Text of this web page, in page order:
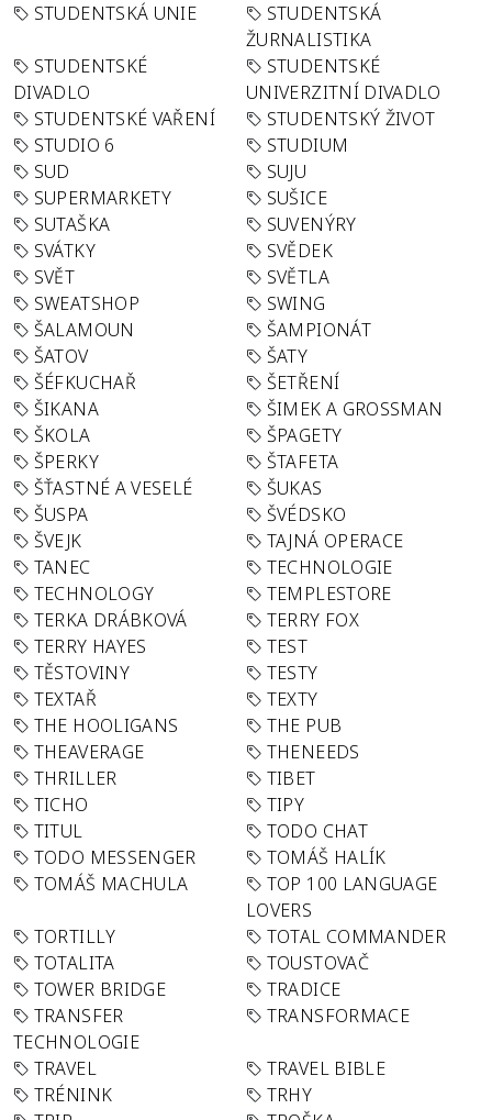
STUDENTSKÁ UNIE
STUDENTSKÁ
ŽURNALISTIKA
STUDENTSKÉ
DIVADLO
STUDENTSKÉ
UNIVERZITNÍ DIVADLO
STUDENTSKÉ VAŘENÍ
STUDENTSKÝ ŽIVOT
STUDIO 6
STUDIUM
SUD
SUJU
SUPERMARKETY
SUŠICE
SUTAŠKA
SUVENÝRY
SVÁTKY
SVĚDEK
SVĚT
SVĚTLA
SWEATSHOP
SWING
ŠALAMOUN
ŠAMPIONÁT
ŠATOV
ŠATY
ŠÉFKUCHAŘ
ŠETŘENÍ
ŠIKANA
ŠIMEK A GROSSMAN
ŠKOLA
ŠPAGETY
ŠPERKY
ŠTAFETA
ŠŤASTNÉ A VESELÉ
ŠUKAS
ŠUSPA
ŠVÉDSKO
ŠVEJK
TAJNÁ OPERACE
TANEC
TECHNOLOGIE
TECHNOLOGY
TEMPLESTORE
TERKA DRÁBKOVÁ
TERRY FOX
TERRY HAYES
TEST
TĚSTOVINY
TESTY
TEXTAŘ
TEXTY
THE HOOLIGANS
THE PUB
THEAVERAGE
THENEEDS
THRILLER
TIBET
TICHO
TIPY
TITUL
TODO CHAT
TODO MESSENGER
TOMÁŠ HALÍK
TOMÁŠ MACHULA
TOP 100 LANGUAGE
LOVERS
TORTILLY
TOTAL COMMANDER
TOTALITA
TOUSTOVAČ
TOWER BRIDGE
TRADICE
TRANSFER
TECHNOLOGIE
TRANSFORMACE
TRAVEL
TRAVEL BIBLE
TRÉNINK
TRHY